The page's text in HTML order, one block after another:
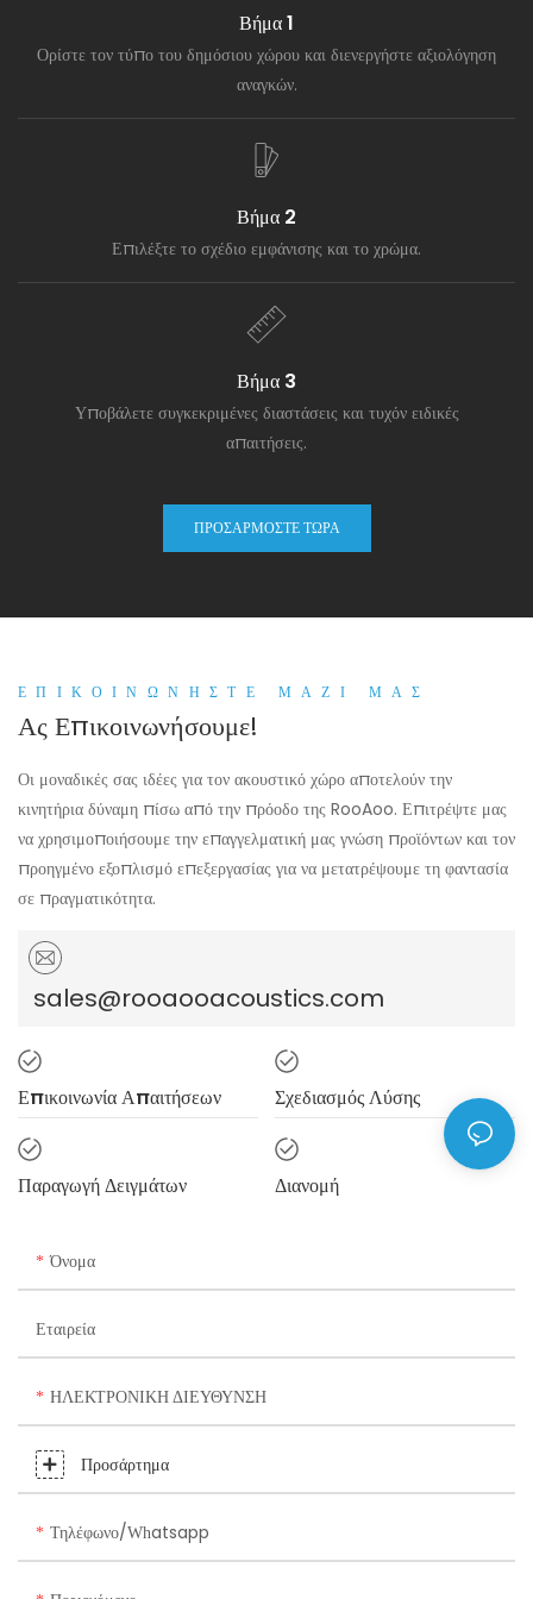
χώρους διαβίωσης και
Βήμα 1
Ορίστε τον τύπο του δημόσιου χώρου και διενεργήστε αξιολόγηση
αναγκών.
Βήμα 2
Επιλέξτε το σχέδιο εμφάνισης και το χρώμα.
Βήμα 3
Υποβάλετε συγκεκριμένες διαστάσεις και τυχόν ειδικές
απαιτήσεις.
ΠΡΟΣΑΡΜΌΣΤΕ ΤΏΡΑ
ΕΠΙΚΟΙΝΩΝΉΣΤΕ ΜΑΖΊ ΜΑΣ
Ας Επικοινωνήσουμε!
Οι μοναδικές σας ιδέες για τον ακουστικό χώρο αποτελούν την
κινητήρια δύναμη πίσω από την πρόοδο της RooAoo. Επιτρέψτε μας
να χρησιμοποιήσουμε την επαγγελματική μας γνώση προϊόντων και τον
προηγμένο εξοπλισμό επεξεργασίας για να μετατρέψουμε τη φαντασία
σε πραγματικότητα.
sales@rooaooacoustics.com
Επικοινωνία Απαιτήσεων Σχεδιασμός Λύσης
Παραγωγή Δειγμάτων Διανομή
Όνομα
Εταιρεία
ΗΛΕΚΤΡΟΝΙΚΗ ΔΙΕΥΘΥΝΣΗ
Προσάρτημα
Τηλέφωνο/whatsapp